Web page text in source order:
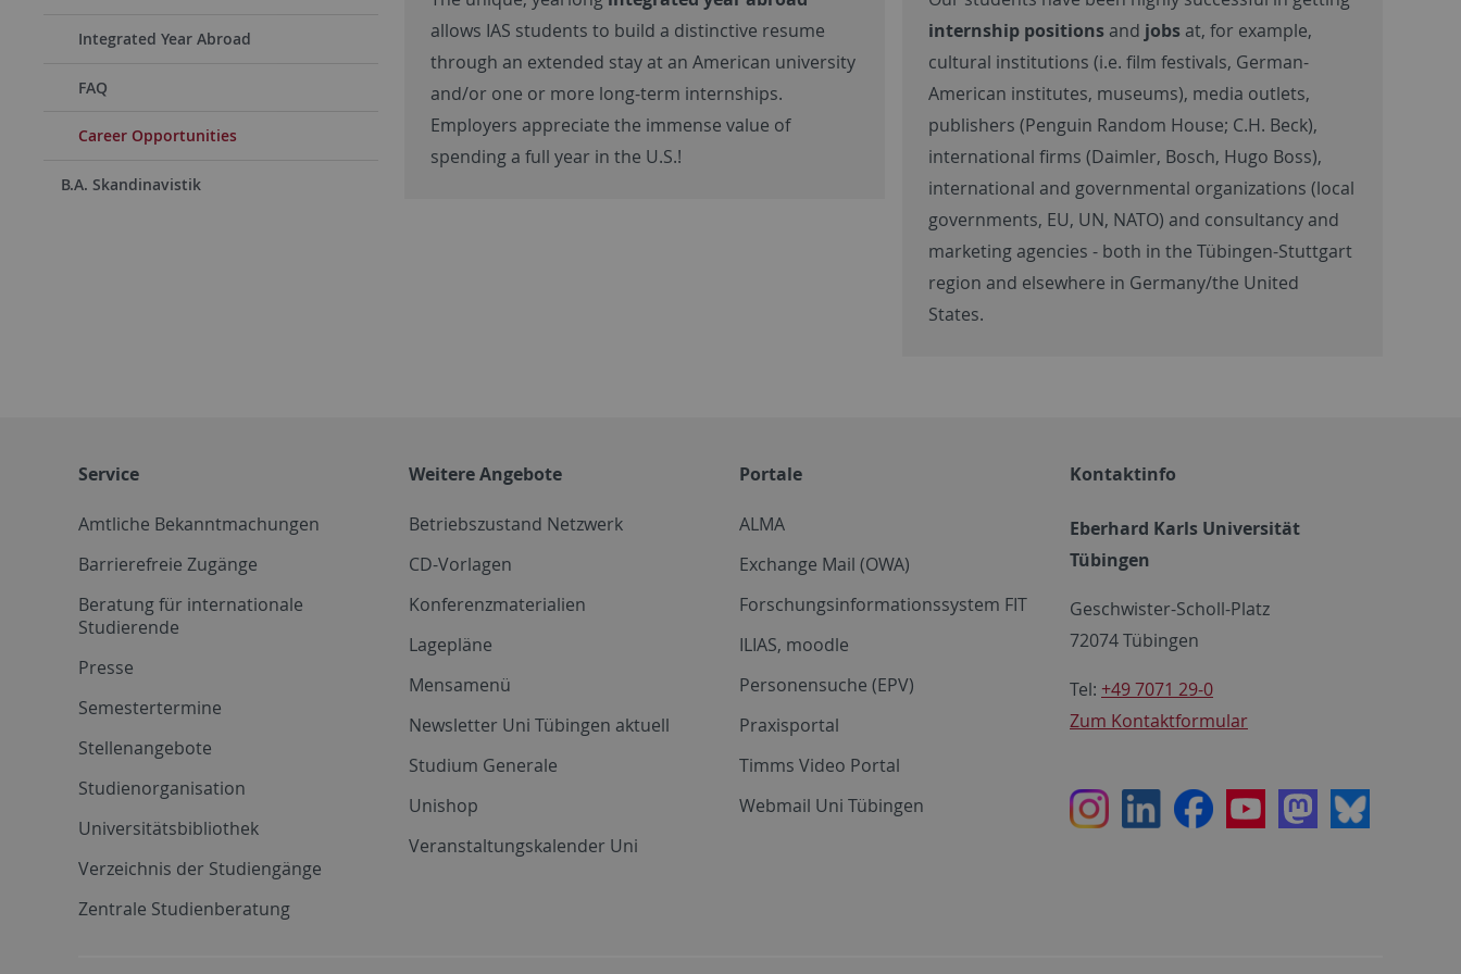
Integrated Year Abroad
FAQ
Career Opportunities
B.A. Skandinavistik
allows IAS students to build a distinctive resume
through an extended stay at an American university
and/or one or more long-term internships.
Employers appreciate the immense value of
spending a full year in the U.S.!
internship positions and jobs at, for example,
cultural institutions (i.e. film festivals, German-
American institutes, museums), media outlets,
publishers (Penguin Random House; C.H. Beck),
international firms (Daimler, Bosch, Hugo Boss),
international and governmental organizations (local
governments, EU, UN, NATO) and consultancy and
marketing agencies - both in the Tübingen-Stuttgart
region and elsewhere in Germany/the United
States.
Service
Amtliche Bekanntmachungen
Barrierefreie Zugänge
Beratung für internationale
Studierende
Presse
Semestertermine
Stellenangebote
Studienorganisation
Universitätsbibliothek
Verzeichnis der Studiengänge
Zentrale Studienberatung
Weitere Angebote
Betriebszustand Netzwerk
CD-Vorlagen
Konferenzmaterialien
Lagepläne
Mensamenü
Newsletter Uni Tübingen aktuell
Studium Generale
Unishop
Veranstaltungskalender Uni
Portale
ALMA
Exchange Mail (OWA)
Forschungsinformationssystem FIT
ILIAS, moodle
Personensuche (EPV)
Praxisportal
Timms Video Portal
Webmail Uni Tübingen
Kontaktinfo
Eberhard Karls Universität
Tübingen
Geschwister-Scholl-Platz
72074 Tübingen
Tel: +49 7071 29-0
Zum Kontaktformular
InstagramLinkedInFacebookYoutubeMastodon
Bluesky